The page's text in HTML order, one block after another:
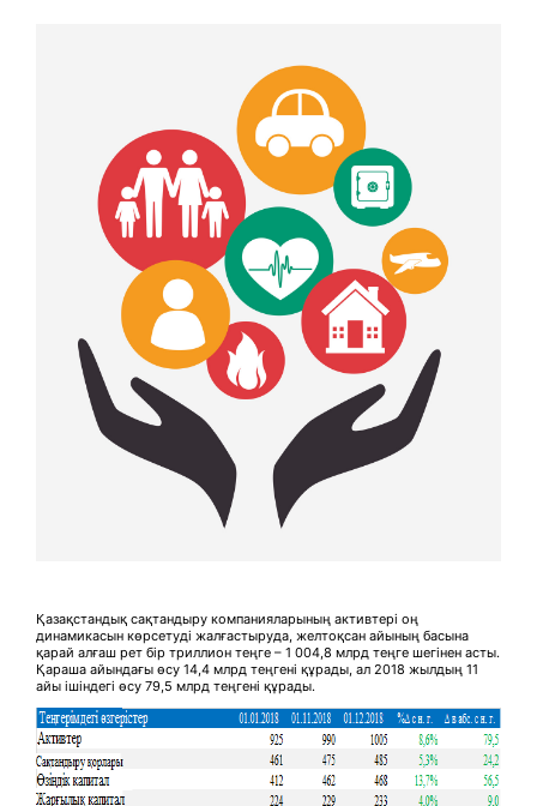
Қазақстандық сақтандыру компанияларының активтері оң
динамикасын көрсетуді жалғастыруда, желтоқсан айының басына
қарай алғаш рет бір триллион теңге – 1 004,8 млрд теңге шегінен асты.
Қараша айындағы өсу 14,4 млрд теңгені құрады, ал 2018 жылдың 11
айы ішіндегі өсу 79,5 млрд теңгені құрады.